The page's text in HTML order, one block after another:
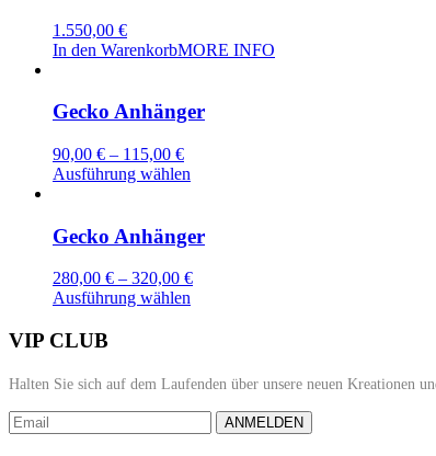
1.550,00 €
In den WarenkorbMORE INFO
Gecko Anhänger
90,00 € – 115,00 €
Ausführung wählen
mehrere
Varianten
auf.
Die
Optionen
Produktseite
gewählt
werden
Gecko Anhänger
280,00 € – 320,00 €
Ausführung wählen
Varianten
auf.
Die
Optionen
VIP CLUB
Halten Sie sich auf dem Laufenden über unsere neuen Kreationen
ANMELDEN